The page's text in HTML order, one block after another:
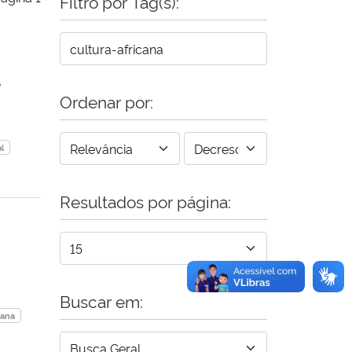
Ordenar por:
Resultados por página:
Buscar em: